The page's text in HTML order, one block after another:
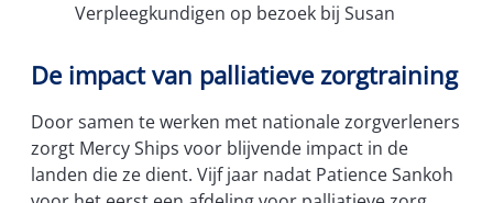
Verpleegkundigen op bezoek bij Susan
De impact van palliatieve zorgtraining
Door samen te werken met nationale zorgverleners
zorgt Mercy Ships voor blijvende impact in de
landen die ze dient. Vijf jaar nadat Patience Sankoh